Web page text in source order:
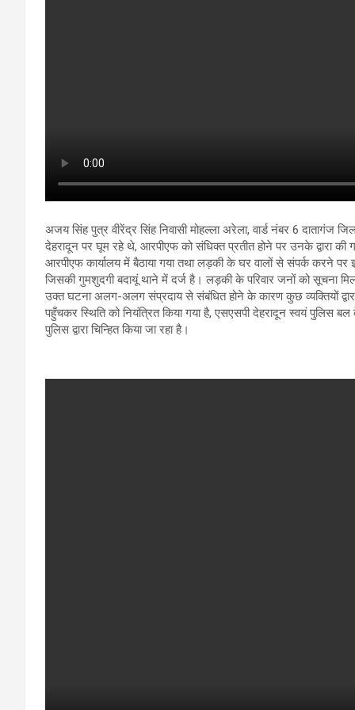
अजय सिंह पुत्र वीरेंद्र सिंह निवासी मोहल्ला अरेला, वार्ड नंबर 6 दातागंज
देहरादून पर घूम रहे थे, आरपीएफ को संधिक्त प्रतीत होने पर उनके द्वारा
आरपीएफ कार्यालय में बैठाया गया तथा लड़की के घर वालों से संपर्क करने
जिसकी गुमशुदगी बदायूं थाने में दर्ज है। लड़की के परिवार जनों को सूचना
उक्त घटना अलग-अलग संप्रदाय से संबंधित होने के कारण कुछ व्यक्तियों द्वारा
पहुँचकर स्थिति को नियंत्रित किया गया है, एसएसपी देहरादून स्वयं
पुलिस द्वारा चिन्हित किया जा रहा है।